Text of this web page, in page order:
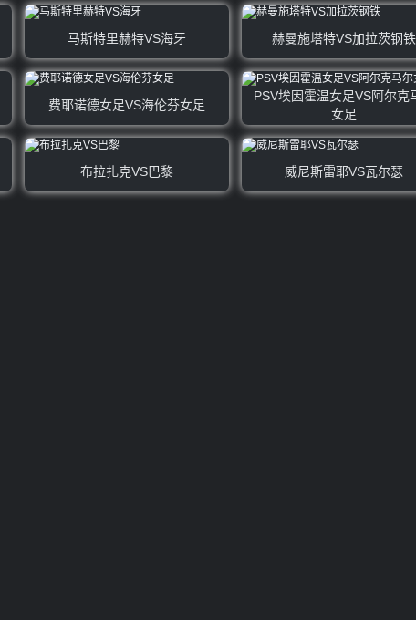
马斯特里赫特VS海牙 赫曼施塔特VS加拉茨钢铁
费耶诺德女足VS海伦芬女足
PSV埃因霍温女足VS阿尔克
女足
布拉扎克VS巴黎 威尼斯雷耶VS瓦尔瑟